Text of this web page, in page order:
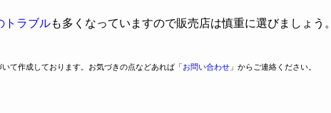
トラブルも多くなっていますので販売店は慎重に選びましょう。
いて作成しております。お気づきの点などあれば「お問い合わせ 」からご連絡ください。